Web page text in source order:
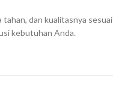
dan kualitasnya
kebutuhan Anda.